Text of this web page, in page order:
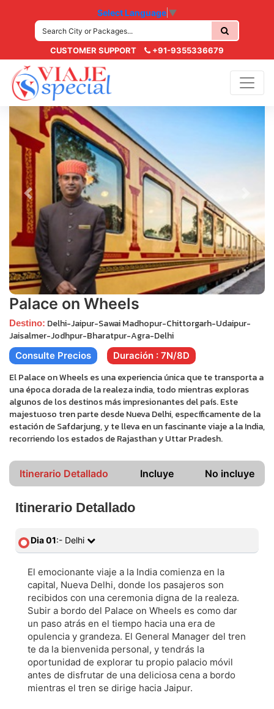
Select Language ▼
CUSTOMER SUPPORT +91-9355336679
Previous
Palace on Wheels
Destino: Delhi-Jaipur-Sawai Madhopur-Chittorgarh-Udaipur-
Jaisalmer-Jodhpur-Bharatpur-Agra-Delhi
Consulte Precios Duración : 7N/8D
El Palace on Wheels es una experiencia única que te transporta a
una época dorada de la realeza india, todo mientras exploras
algunos de los destinos más impresionantes del país. Este
majestuoso tren parte desde Nueva Delhi, específicamente de la
estación de Safdarjung, y te lleva en un fascinante viaje a la India,
recorriendo los estados de Rajasthan y Uttar Pradesh.
Itinerario Detallado Incluye No incluye
Itinerario Detallado
Dia 01:- Delhi
El emocionante viaje a la India comienza en la
capital, Nueva Delhi, donde los pasajeros son
recibidos con una ceremonia digna de la realeza.
Subir a bordo del Palace on Wheels es como dar
un paso atrás en el tiempo hacia una era de
opulencia y grandeza. El General Manager del tren
te da la bienvenida personal, y tendrás la
oportunidad de explorar tu propio palacio móvil
antes de disfrutar de una deliciosa cena a bordo
mientras el tren se dirige hacia Jaipur.